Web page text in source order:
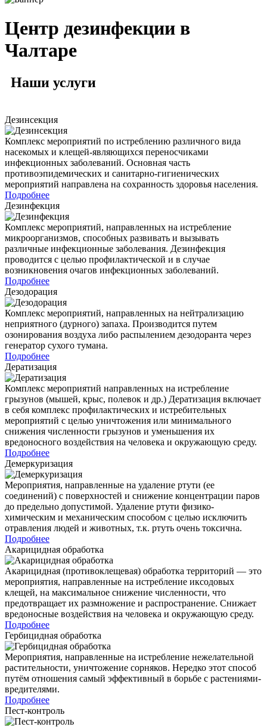
Центр дезинфекции в
Чалтаре
Наши услуги
Дезинсекция
Комплекс мероприятий по истреблению различного вида
насекомых и клещей-являющихся переносчиками
инфекционных заболеваний. Основная часть
противоэпидемических и санитарно-гигиенических
мероприятий направлена на сохранность здоровья населения.
Подробнее
Дезинфекция
Комплекс мероприятий, направленных на истребление
микроорганизмов, способных развивать и вызывать
различные инфекционные заболевания. Дезинфекция
проводится с целью профилактической и в случае
возникновения очагов инфекционных заболеваний.
Подробнее
Дезодорация
Комплекс мероприятий, направленных на нейтрализацию
неприятного (дурного) запаха. Производится путем
озонирования воздуха либо распылением дезодоранта через
генератор сухого тумана.
Подробнее
Дератизация
Комплекс мероприятий направленных на истребление
грызунов (мышей, крыс, полевок и др.) Дератизация включает
в себя комплекс профилактических и истребительных
мероприятий с целью уничтожения или минимального
снижения численности грызунов и уменьшения их
вредоносного воздействия на человека и окружающую среду.
Подробнее
Демеркуризация
Мероприятия, направленные на удаление ртути (ее
соединений) с поверхностей и снижение концентрации паров
до предельно допустимой. Удаление ртути физико-
химическим и механическим способом с целью исключить
отравления людей и животных, т.к. ртуть очень токсична.
Подробнее
Акарицидная обработка
Акарицидная (противоклещевая) обработка территорий — это
мероприятия, направленные на истребление иксодовых
клещей, на максимальное снижение численности, что
предотвращает их размножение и распространение. Снижает
вредоносные воздействия на человека и окружающую среду.
Подробнее
Гербицидная обработка
Мероприятия, направленные на истребление нежелательной
растительности, уничтожение сорняков. Нередко этот способ
путём отношения самый эффективный в борьбе с растениями-
вредителями.
Подробнее
Пест-контроль